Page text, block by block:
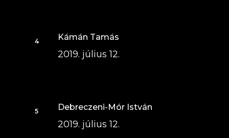
Kámán Tamás
2019. július 12.
Debreczeni-Mór István
2019. július 12.